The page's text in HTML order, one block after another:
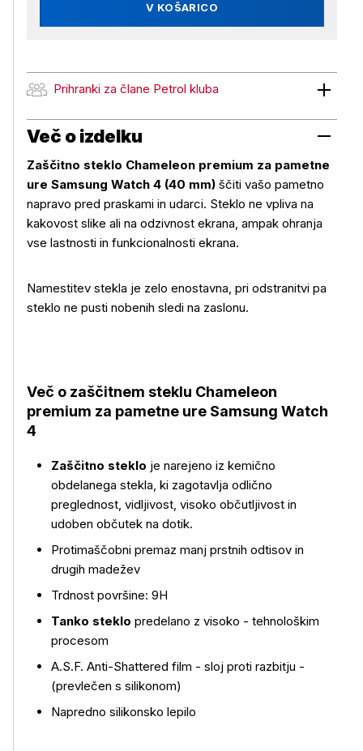
V KOŠARICO
Prihranki za člane Petrol kluba
Prihranki za člane Petrol kluba
Več o izdelku
Več o izdelku
Zaščitno steklo Chameleon premium za pametne
ure Samsung Watch 4 (40 mm) ščiti vašo pametno
napravo pred praskami in udarci. Steklo ne vpliva na
kakovost slike ali na odzivnost ekrana, ampak ohranja
vse lastnosti in funkcionalnosti ekrana.
Namestitev stekla je zelo enostavna, pri odstranitvi pa
steklo ne pusti nobenih sledi na zaslonu.
Več o zaščitnem steklu Chameleon
premium za pametne ure Samsung Watch
4
Zaščitno steklo je narejeno iz kemično
obdelanega stekla, ki zagotavlja odlično
preglednost, vidljivost, visoko občutljivost in
udoben občutek na dotik.
Protimaščobni premaz manj prstnih odtisov in
drugih madežev
Trdnost površine: 9H
Tanko steklo predelano z visoko - tehnološkim
procesom
A.S.F. Anti-Shattered film - sloj proti razbitju -
(prevlečen s silikonom)
Napredno silikonsko lepilo